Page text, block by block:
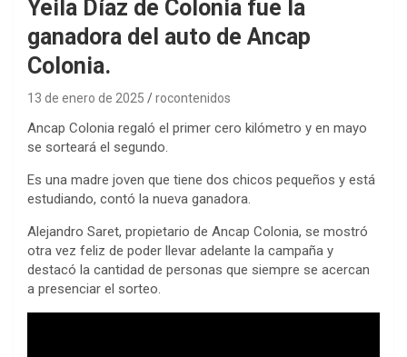
Yeila Díaz de Colonia fue la
ganadora del auto de Ancap
Colonia.
13 de enero de 2025 rocontenidos
Ancap Colonia regaló el primer cero kilómetro y en mayo
se sorteará el segundo.
Es una madre joven que tiene dos chicos pequeños y está
estudiando, contó la nueva ganadora.
Alejandro Saret, propietario de Ancap Colonia, se mostró
otra vez feliz de poder llevar adelante la campaña y
destacó la cantidad de personas que siempre se acercan
a presenciar el sorteo.